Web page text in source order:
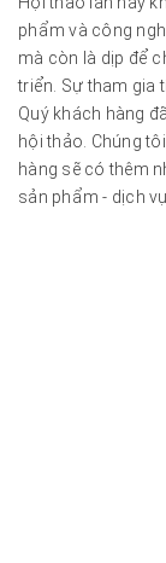
phẩm và công
mà còn là dịp để
triển. Sự tham gia
Quý khách hàng
hội thảo. Chúng
hàng sẽ có thêm
sản phẩm - dịch